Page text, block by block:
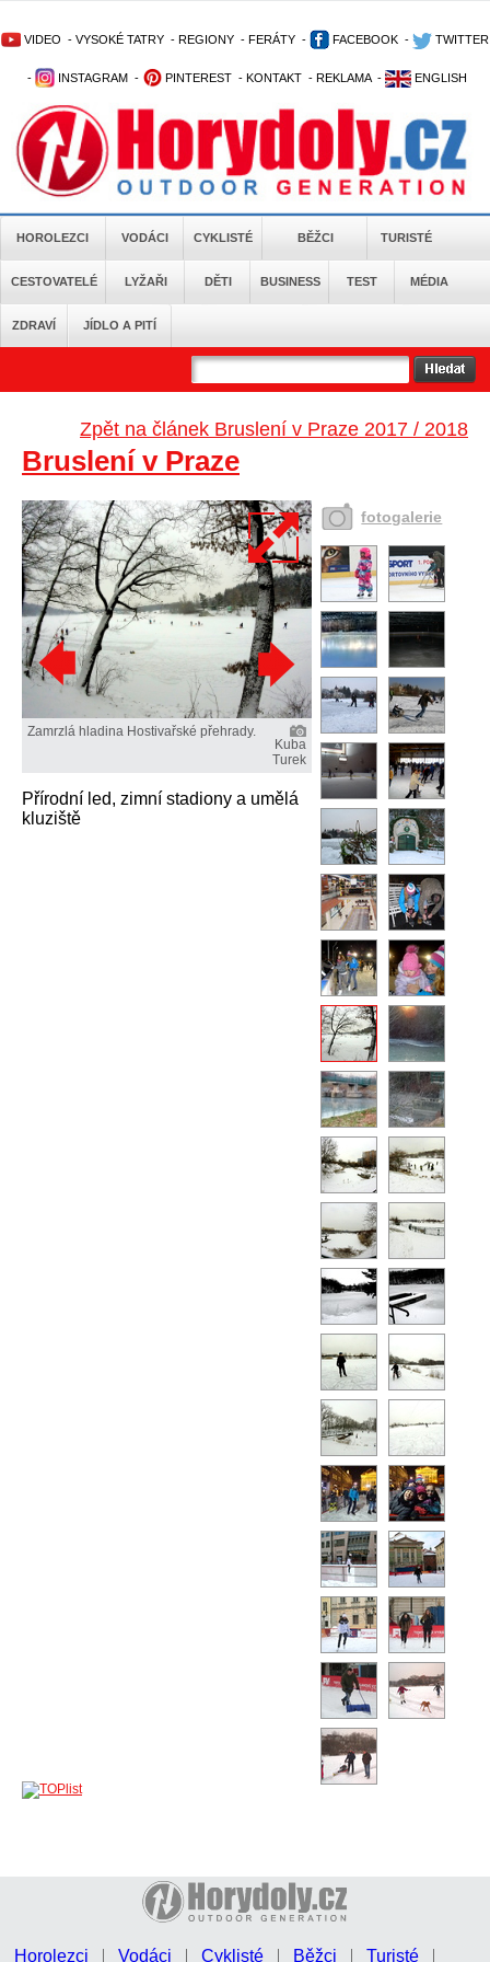
VIDEO - VYSOKÉ TATRY - REGIONY - FERÁTY - FACEBOOK - TWITTER
- INSTAGRAM - PINTEREST - KONTAKT - REKLAMA - ENGLISH
HOROLEZCI VODÁCI CYKLISTÉ BĚŽCI TURISTÉ
CESTOVATELÉ LYŽAŘI DĚTI BUSINESS TEST MÉDIA
ZDRAVÍ JÍDLO A PITÍ
Zpět na článek Bruslení v Praze 2017 / 2018
Bruslení v Praze
Zamrzlá hladina Hostivařské přehrady.
Kuba
Turek
Přírodní led, zimní stadiony a umělá
kluziště
fotogalerie
Horolezci Vodáci Cyklisté Běžci Turisté